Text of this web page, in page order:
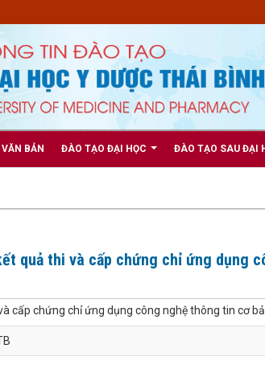
VĂN BẢN ĐÀO TẠO ĐẠI HỌC ĐÀO TẠO SAU ĐẠI
quả thi và cấp chứng chỉ ứng dụng
cấp chứng chỉ ứng dụng công nghệ thông tin cơ